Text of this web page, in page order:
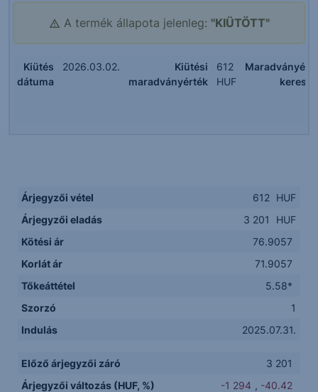
A termék állapota jelenleg: "KIÜTÖTT"
Kiütés
dátuma
2026.03.02.
Kiütési
maradványérték
612
HUF
Árjegyzői vétel 612 HUF
Árjegyzői eladás
3 201
HUF
Kötési ár
76.9057
Korlát ár
71.9057
Tőkeáttétel
5.58*
Szorzó
1
Indulás
2025.07.31.
Előző árjegyzői záró
3 201
Árjegyzői változás (HUF, %)
-1 294 , -40.42